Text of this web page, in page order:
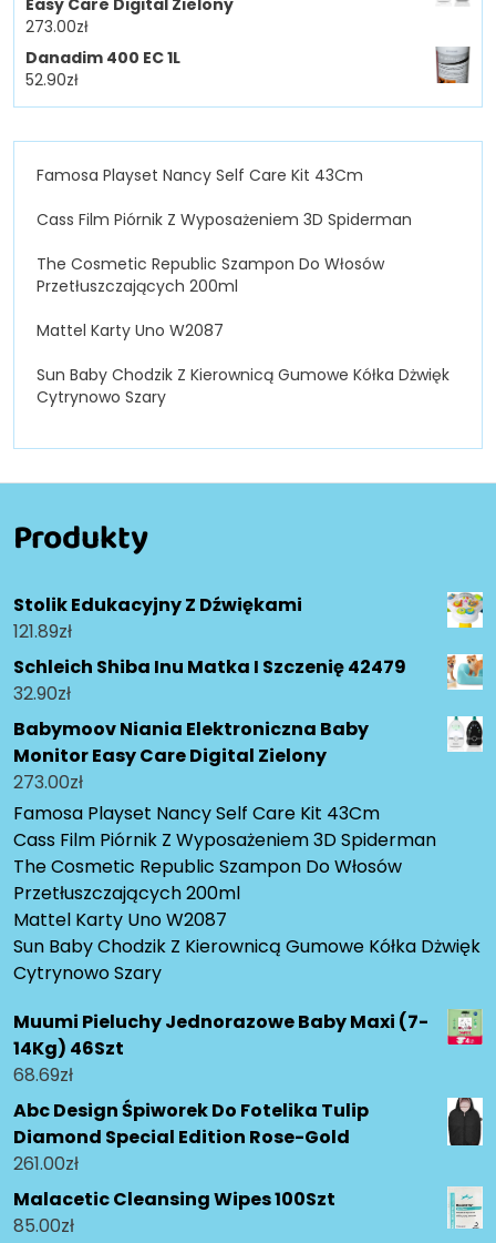
Easy Care Digital Zielony
273.00zł
Danadim 400 EC 1L
52.90zł
Famosa Playset Nancy Self Care Kit 43Cm
Cass Film Piórnik Z Wyposażeniem 3D Spiderman
The Cosmetic Republic Szampon Do Włosów
Przetłuszczających 200ml
Mattel Karty Uno W2087
Sun Baby Chodzik Z Kierownicą Gumowe Kółka Dżwięk
Cytrynowo Szary
Produkty
Stolik Edukacyjny Z Dźwiękami
121.89zł
Schleich Shiba Inu Matka I Szczenię 42479
32.90zł
Babymoov Niania Elektroniczna Baby
Monitor Easy Care Digital Zielony
273.00zł
Famosa Playset Nancy Self Care Kit 43Cm
Cass Film Piórnik Z Wyposażeniem 3D Spiderman
The Cosmetic Republic Szampon Do Włosów
Przetłuszczających 200ml
Mattel Karty Uno W2087
Sun Baby Chodzik Z Kierownicą Gumowe Kółka Dżwięk
Cytrynowo Szary
Muumi Pieluchy Jednorazowe Baby Maxi (7-
14Kg) 46Szt
68.69zł
Abc Design Śpiworek Do Fotelika Tulip
Diamond Special Edition Rose-Gold
261.00zł
Malacetic Cleansing Wipes 100Szt
85.00zł